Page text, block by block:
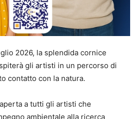
2026, la splendida cornice
gli artisti in un percorso di
contatto con la natura.
a tutti gli artisti che
ambientale alla ricerca